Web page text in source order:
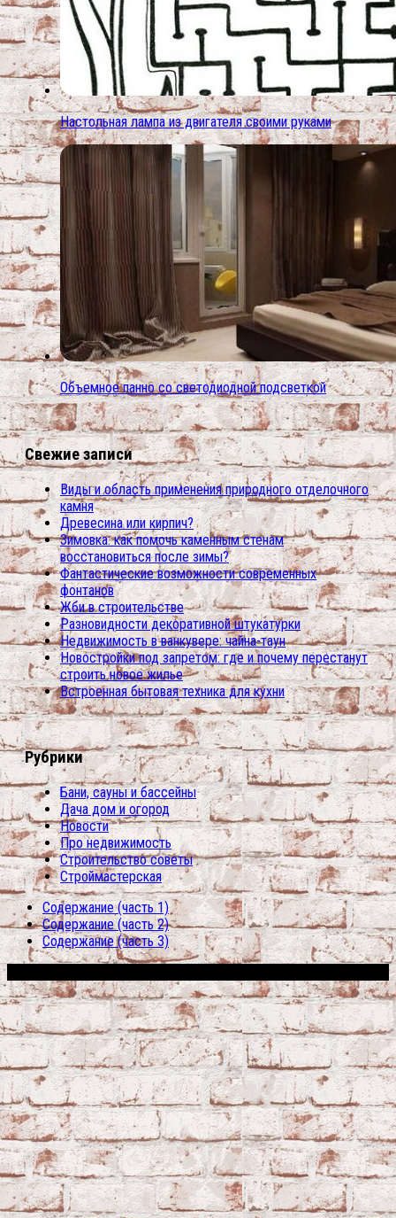
Настольная лампа из двигателя своими руками
Объемное панно со светодиодной подсветкой
Свежие записи
Виды и область применения природного отделочного
камня
Древесина или кирпич?
Зимовка: как помочь каменным стенам
восстановиться после зимы?
Фантастические возможности современных
фонтанов
Жби в строительстве
Разновидности декоративной штукатурки
Недвижимость в ванкувере: чайна-таун
Новостройки под запретом: где и почему перестанут
строить новое жилье
Встроенная бытовая техника для кухни
Рубрики
Бани, сауны и бассейны
Дача дом и огород
Новости
Про недвижимость
Строительство советы
Строймастерская
Содержание (часть 1)
Содержание (часть 2)
Содержание (часть 3)